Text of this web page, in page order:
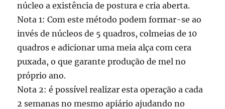
núcleo a existência de postura e cria aberta.
Nota 1: Com este método podem formar-se ao
invés de núcleos de 5 quadros, colmeias de 10
quadros e adicionar uma meia alça com cera
puxada, o que garante produção de mel no
próprio ano.
Nota 2: é possível realizar esta operação a cada
2 semanas no mesmo apiário ajudando no